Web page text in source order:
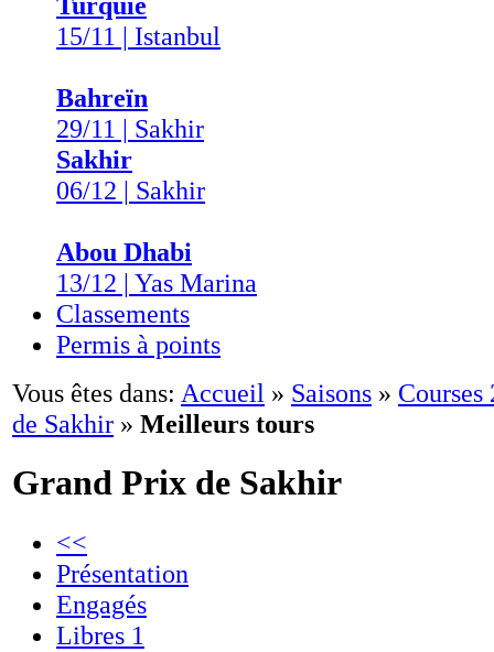
15/11 | Istanbul
Bahreïn
29/11 | Sakhir
Sakhir
06/12 | Sakhir
Abou Dhabi
13/12 | Yas Marina
Classements
Permis à points
Vous êtes dans: Accueil » Saisons » Courses
de Sakhir » Meilleurs tours
Grand Prix de Sakhir
<<
Présentation
Engagés
Libres 1